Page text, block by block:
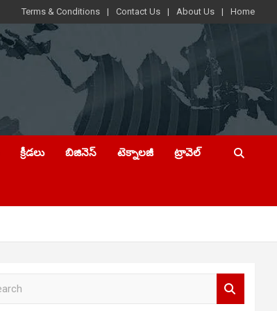
Terms & Conditions Contact Us About Us Home
క్రీడలు బిజినెస్ టెక్నాలజీ ట్రావెల్